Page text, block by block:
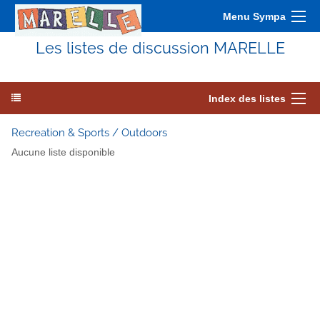
Menu Sympa
Les listes de discussion MARELLE
Index des listes
Recreation & Sports / Outdoors
Aucune liste disponible